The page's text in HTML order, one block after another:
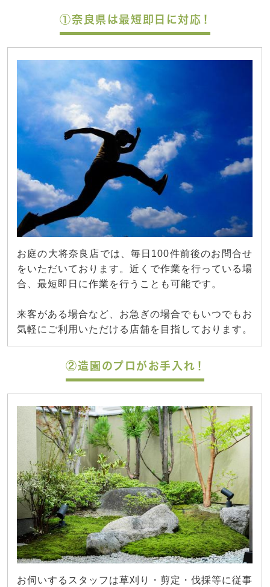
①奈良県は最短即日に対応！
お庭の大将奈良店では、毎日100件前後のお問合せ
をいただいております。近くで作業を行っている場
合、最短即日に作業を行うことも可能です。
来客がある場合など、お急ぎの場合でもいつでもお
気軽にご利用いただける店舗を目指しております。
②造園のプロがお手入れ！
お伺いするスタッフは草刈り・剪定・伐採等に従事